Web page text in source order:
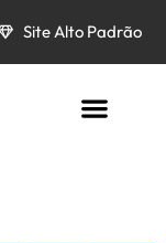
Site Alto Padrão